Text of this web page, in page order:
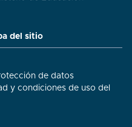
del sitio
de datos
y condiciones de uso del